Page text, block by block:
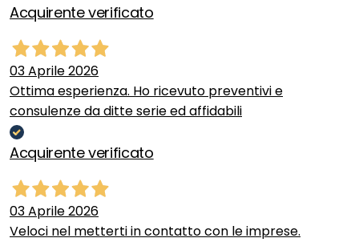
Acquirente verificato
03 Aprile 2026
Ottima esperienza. Ho ricevuto preventivi e
consulenze da ditte serie ed affidabili
Acquirente verificato
03 Aprile 2026
Veloci nel metterti in contatto con le imprese.